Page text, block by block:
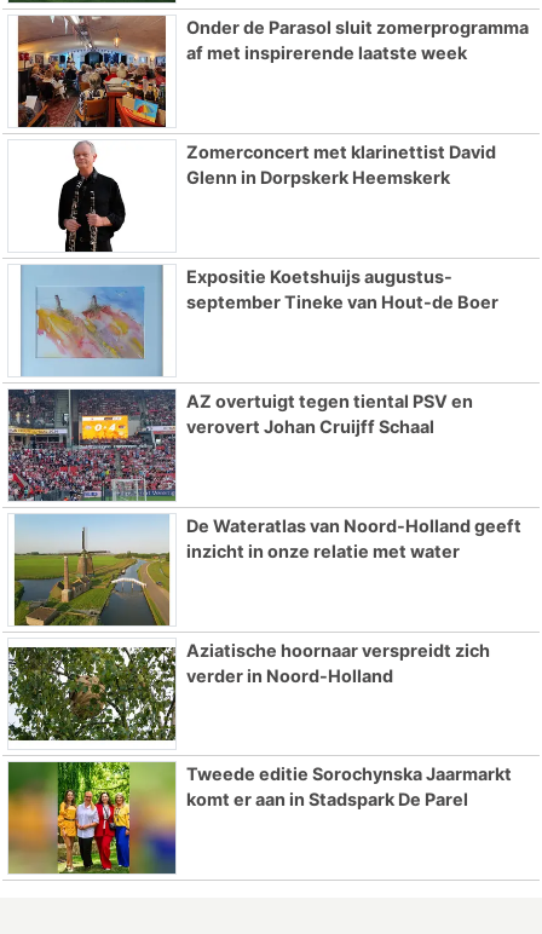
Onder de Parasol sluit zomerprogramma
af met inspirerende laatste week
Zomerconcert met klarinettist David
Glenn in Dorpskerk Heemskerk
Expositie Koetshuijs augustus-
september Tineke van Hout-de Boer
AZ overtuigt tegen tiental PSV en
verovert Johan Cruijff Schaal
De Wateratlas van Noord-Holland geeft
inzicht in onze relatie met water
Aziatische hoornaar verspreidt zich
verder in Noord-Holland
Tweede editie Sorochynska Jaarmarkt
komt er aan in Stadspark De Parel